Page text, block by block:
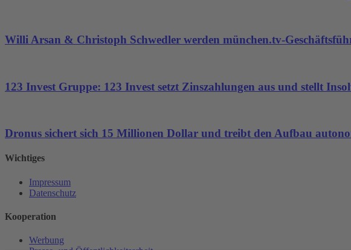
Willi Arsan & Christoph Schwedler werden münchen.tv-
123 Invest Gruppe: 123 Invest setzt Zinszahlungen aus und stellt
Dronus sichert sich 15 Millionen Dollar und treibt den Aufbau
Wichtiges
Impressum
Datenschutz
Kooperation
Werbung